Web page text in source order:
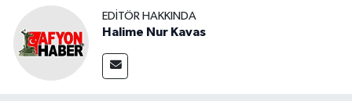
EDITÖR HAKKINDA
Halime Nur Kavas